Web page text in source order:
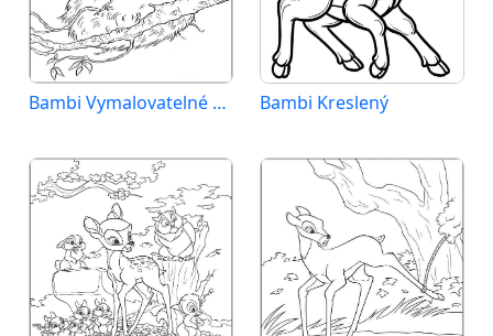
Bambi Vymalovatelné pro Děti Bambi Kreslený